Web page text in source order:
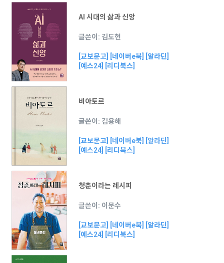
AI 시대의 삶과 신앙
글쓴이: 김도현
[교보문고] [네이버e북]
[알라딘]
[예스24]
[리디북스]
비아토르
글쓴이: 김용해
[교보문고] [네이버e북]
[알라딘]
[예스24]
[리디북스]
청춘이라는 레시피
글쓴이: 이문수
[교보문고] [네이버e북]
[알라딘]
[예스24]
[리디북스]